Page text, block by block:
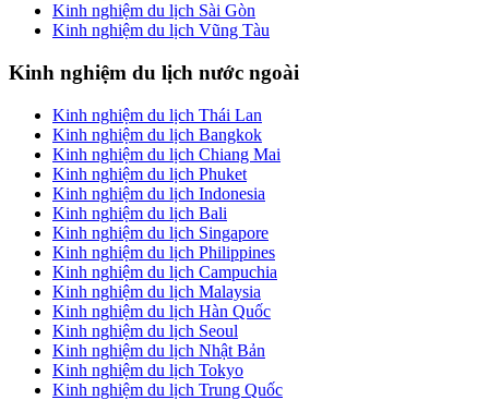
Kinh nghiệm du lịch Sài Gòn
Kinh nghiệm du lịch Vũng Tàu
Kinh nghiệm du lịch nước ngoài
Kinh nghiệm du lịch Thái Lan
Kinh nghiệm du lịch Bangkok
Kinh nghiệm du lịch Chiang Mai
Kinh nghiệm du lịch Phuket
Kinh nghiệm du lịch Indonesia
Kinh nghiệm du lịch Bali
Kinh nghiệm du lịch Singapore
Kinh nghiệm du lịch Philippines
Kinh nghiệm du lịch Campuchia
Kinh nghiệm du lịch Malaysia
Kinh nghiệm du lịch Hàn Quốc
Kinh nghiệm du lịch Seoul
Kinh nghiệm du lịch Nhật Bản
Kinh nghiệm du lịch Tokyo
Kinh nghiệm du lịch Trung Quốc